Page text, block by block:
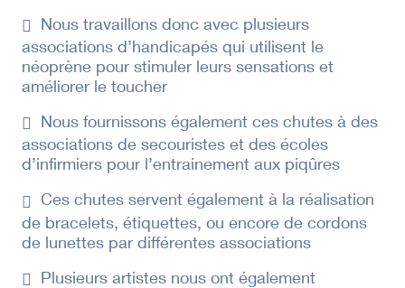
Nous travaillons donc avec plusieurs
associations d’handicapés qui utilisent le
néoprène pour stimuler leurs sensations et
améliorer le toucher
Nous fournissons également ces chutes à des
associations de secouristes et des écoles
d’infirmiers pour l’entrainement aux piqûres
Ces chutes servent également à la réalisation
de bracelets, étiquettes, ou encore de cordons
de lunettes par différentes associations
Plusieurs artistes nous ont également